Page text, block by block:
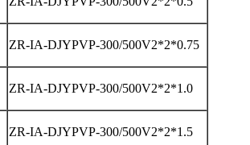
ZR-IA-DJYPVP-300/500V2*2*0.75
ZR-IA-DJYPVP-300/500V2*2*1.0
ZR-IA-DJYPVP-300/500V2*2*1.5